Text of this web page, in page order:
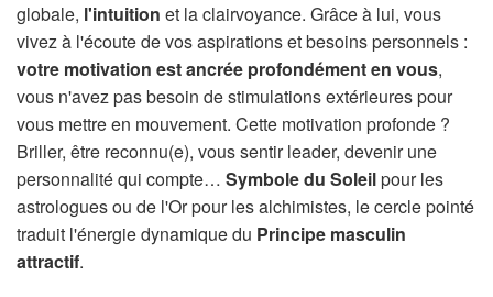
globale, l'intuition et la clairvoyance. Grâce à lui, vous
vivez à l'écoute de vos aspirations et besoins personnels :
votre motivation est ancrée profondément en vous,
vous n'avez pas besoin de stimulations extérieures pour
vous mettre en mouvement. Cette motivation profonde ?
Briller, être reconnu(e), vous sentir leader, devenir une
personnalité qui compte… Symbole du Soleilpour les
astrologues ou de l'Or pour les alchimistes, le cercle pointé
traduit l'énergie dynamique du Principe masculin
attractif.